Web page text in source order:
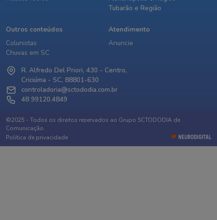
Tubarão e Região
Outros conteúdos
Colunistas
Chuvas em SC
Atendimento
Anuncie
R. Alfredo Del Priori, 430 - Centro,
Criciúma - SC, 88801-630
controladoria@sctododia.com.br
48 99120.4849
©2025 - Todos os direitos reservados ao Grupo SCTODODIA de
Comunicação.
Política de privacidade